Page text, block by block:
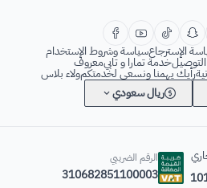
الإسترجاعسياسة وشروط الإستخدام
خدمة تمارا و تابيمعروف
رأيك يهمنا ونسعى لخدمتكمولاء بلاس
ريال سعودي
الرقم الضريبي
310682851100003